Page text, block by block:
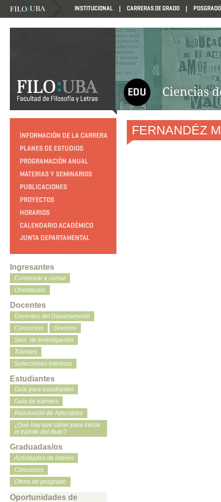
INSTITUCIONAL CARRERAS DE GRADO POSGRADO
HTTP://EDUCACION.FILO.UBA.AR/PROGRAMACION1985
INFORMACIÓN DE LA CARRERA
PLANES DE ESTUDIOS
PROGRAMACIÓN ANUAL
MATERIAS Y SEMINARIOS
PUBLICACIONES
PROYECTOS
HORARIOS
CALENDARIO ACADÉMICO
JUNTA DEPARTAMENTAL
Ingresantes
Comenzar a cursar
Orientación
Docentes
Docentes del Departamento
Concursos
Gremios
Secr. de Investigación
Trámites
Selecciones interinas
Estudiantes
Guía para estudiantes
Guía de trámites
Resolución de Adscriptos
¿Qué hay que saber para iniciar
el trámite del título?
Graduadas/os
Actividades de interés
Concursos
Oferta de posgrado
Oportunidades de
FERNANDÉZ